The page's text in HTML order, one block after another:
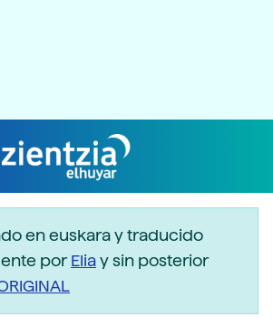
en euskara y traducido
porEliay sin posterior